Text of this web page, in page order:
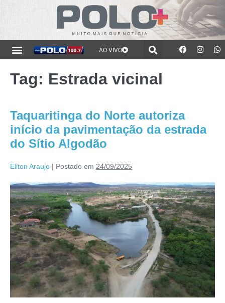
AO VIVO
Tag: Estrada vicinal
Taquaritinga do Norte autoriza
início da pavimentação da estrada
do Sítio Algodão
Eliton Araujo | Postado em 24/09/2025